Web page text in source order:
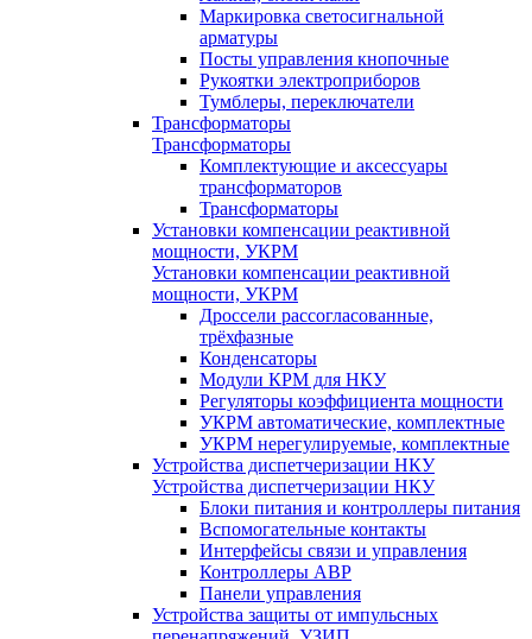
Маркировка светосигнальной
арматуры
Посты управления кнопочные
Рукоятки электроприборов
Тумблеры, переключатели
Трансформаторы
Трансформаторы
Комплектующие и аксессуары
трансформаторов
Трансформаторы
Установки компенсации реактивной
мощности, УКРМ
Установки компенсации реактивной
мощности, УКРМ
Дроссели рассогласованные,
трёхфазные
Конденсаторы
Модули КРМ для НКУ
Регуляторы коэффициента мощности
УКРМ автоматические, комплектные
УКРМ нерегулируемые, комплектные
Устройства диспетчеризации НКУ
Устройства диспетчеризации НКУ
Блоки питания и контроллеры питания
Вспомогательные контакты
Интерфейсы связи и управления
Контроллеры АВР
Панели управления
Устройства защиты от импульсных